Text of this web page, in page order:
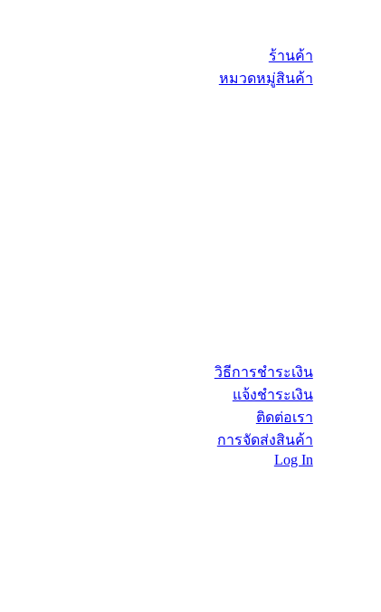
ร้านค้า
หมวดหมู่สินค้า
วิธีการชำระเงิน
แจ้งชำระเงิน
ติดต่อเรา
การจัดส่งสินค้า
Log In